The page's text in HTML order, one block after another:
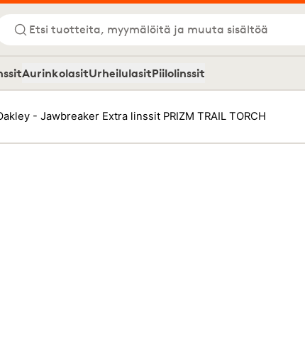
Etsi tuotteita, myymälöitä ja muuta sisältöä
AurinkolasitUrheilulasitPiilolinssit
- Jawbreaker Extra linssit PRIZM TRAIL TORCH